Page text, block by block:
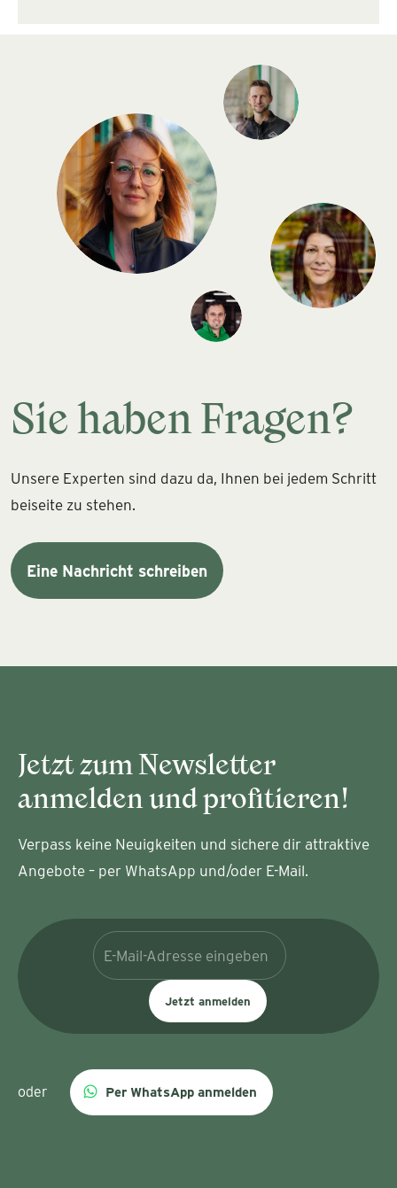
Sie haben Fragen?
Unsere Experten sind dazu da, Ihnen bei jedem Schritt
beiseite zu stehen.
Eine Nachricht schreiben
Jetzt zum Newsletter
anmelden und profitieren!
Verpass keine Neuigkeiten und sichere dir attraktive
Angebote – per WhatsApp und/oder E-Mail.
Jetzt anmelden
oder Per WhatsApp anmelden